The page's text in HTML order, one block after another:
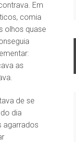
Em
comia
olhos quase
as
de se
dia
agarrados